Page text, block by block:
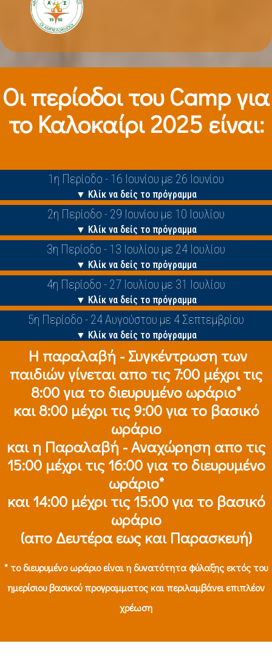
Οι περίοδοι τoυ Camp για
το Καλοκαίρι 2025 είναι:
1η Περίοδο - 16 Ιουνίου με 26 Ιουνίου
▼ Κλίκ να δείς το πρόγραμμα
2η Περίοδο - 29 Ιουνίου με 10 Ιουλίου
▼ Κλίκ να δείς το πρόγραμμα
3η Περίοδο - 13 Ιουλίου με 24 Ιουλίου
▼ Κλίκ να δείς το πρόγραμμα
4η Περίοδο - 27 Ιουλίου με 31 Ιουλίου
▼ Κλίκ να δείς το πρόγραμμα
5η Περίοδο - 24 Αυγούστου με 4 Σεπτεμβρίου
▼ Κλίκ να δείς το πρόγραμμα
Η παραλαβή - Συγκέντρωση των
παιδιών γίνεται απο τις 7:00 μέχρι τις
8:00 για το διευρυμένο ωράριο*
και 8:00 μέχρι τις 9:00 για το βασικό
ωράριο
και η Παραλαβή - Αναχώρηση απο τις
15:00 μέχρι τις 16:00 για το διευρυμένο
ωράριο*
και 14:00 μέχρι τις 15:00 για το βασικό
ωράριο
(απο Δευτέρα εως και Παρασκευή)
* το διευρυμένο ωράριο είναι η δυνατότητα φύλαξης εκτός του
ημερίσιου βασικού προγραμματος και περιλαμβάνει επιπλέον
χρέωση